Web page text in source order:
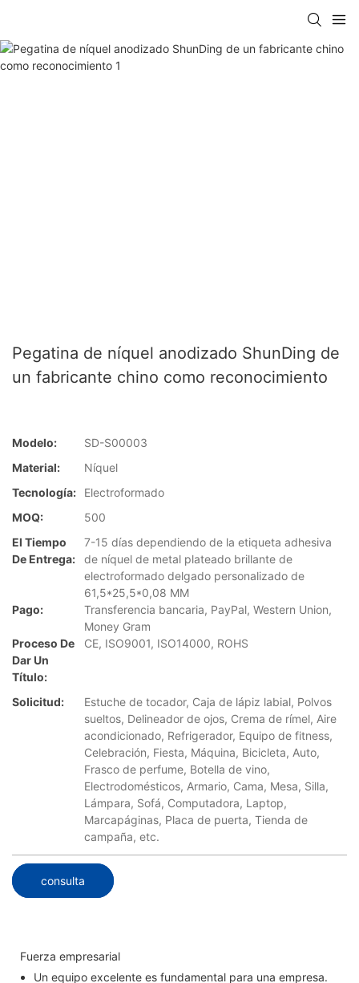
Pegatina de níquel anodizado ShunDing de
un fabricante chino como reconocimiento
Modelo:
SD-S00003
Material:
Níquel
Tecnología:
Electroformado
MOQ:
500
El Tiempo
De Entrega:
7-15 días dependiendo de la etiqueta adhesiva
de níquel de metal plateado brillante de
electroformado delgado personalizado de
61,5*25,5*0,08 MM
Pago:
Transferencia bancaria, PayPal, Western Union,
Money Gram
Proceso De
Dar Un
Título:
CE, ISO9001, ISO14000, ROHS
Solicitud:
Estuche de tocador, Caja de lápiz labial, Polvos
sueltos, Delineador de ojos, Crema de rímel, Aire
acondicionado, Refrigerador, Equipo de fitness,
Celebración, Fiesta, Máquina, Bicicleta, Auto,
Frasco de perfume, Botella de vino,
Electrodomésticos, Armario, Cama, Mesa, Silla,
Lámpara, Sofá, Computadora, Laptop,
Marcapáginas, Placa de puerta, Tienda de
campaña, etc.
consulta
Fuerza empresarial
Un equipo excelente es fundamental para una empresa.